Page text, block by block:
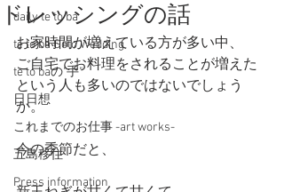
daily te to ba
te to ba Goto Wedding
te to baの"手"
日日想
これまでのお仕事 -art works-
五島移住
Press information
ドレッシングの話
お家時間が増えている方が多い中、
ご自宅でお料理をされることが増えた
という人も多いのではないでしょう
か。
今の季節だと、